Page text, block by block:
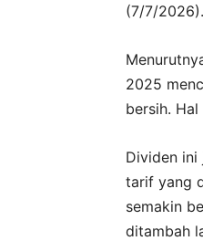
(7/7/2026).
2025
bersih.
Dividen ini
tarif yang
semakin
ditambah